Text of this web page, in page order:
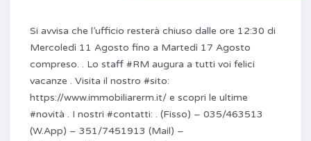
Si avvisa che l’ufficio resterà chiuso dalle ore 12:30 di
Mercoledì 11 Agosto fino a Martedì 17 Agosto
compreso. . Lo staff #RM augura a tutti voi felici
vacanze . Visita il nostro #sito:
https://www.immobiliarerm.it/ e scopri le ultime
#novità . I nostri #contatti: . (Fisso) – 035/463513
(W.App) – 351/7451913 (Mail) –